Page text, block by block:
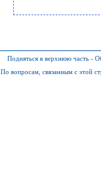
Подняться в верхнюю часть -
По вопросам, связанным с этой